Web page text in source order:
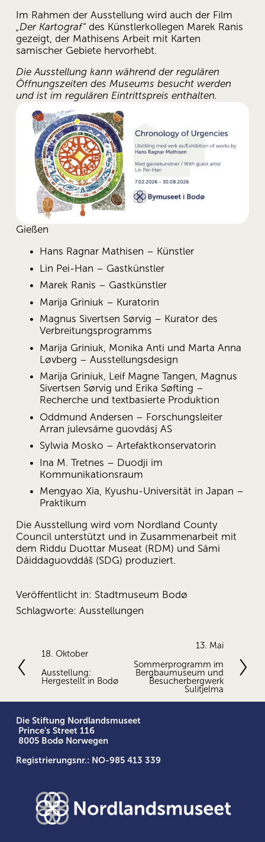
„Der Kartograf“ des Künstlerkollegen Marek Ranis
gezeigt, der Mathisens Arbeit mit Karten
samischer Gebiete hervorhebt.
Die Ausstellung kann während der regulären
Öffnungszeiten des Museums besucht werden
und ist im regulären Eintrittspreis enthalten.
Gießen
Hans Ragnar Mathisen – Künstler
Lin Pei-Han – Gastkünstler
Marek Ranis – Gastkünstler
Marija Griniuk – Kuratorin
Magnus Sivertsen Sørvig – Kurator des
Verbreitungsprogramms
Marija Griniuk, Monika Anti und Marta Anna
Løvberg – Ausstellungsdesign
Marija Griniuk, Leif Magne Tangen, Magnus
Sivertsen Sørvig und Erika Søfting –
Recherche und textbasierte Produktion
Oddmund Andersen – Forschungsleiter
Arran julevsáme guovdásj AS
Sylwia Mosko – Artefaktkonservatorin
Ina M. Tretnes – Duodji im
Kommunikationsraum
Mengyao Xia, Kyushu-Universität in Japan –
Praktikum
Die Ausstellung wird vom Nordland County
Council unterstützt und in Zusammenarbeit mit
dem Riddu Duottar Museat (RDM) und Sámi
Dáiddaguovddáš (SDG) produziert.
Veröffentlicht in: Stadtmuseum Bodø
Schlagworte: Ausstellungen
V
o
r
e
i
g
18. Oktober
Ausstellung:
Hergestellt in Bodø
ä
c
t
e
13. Mai
Sommerprogramm im
Bergbaumuseum und
Besucherbergwerk
Sulitjelma
Die Stiftung Nordlandsmuseet
Prince's Street 116
8005 Bodø Norwegen
Registrierungsnr.: NO-985 413 339